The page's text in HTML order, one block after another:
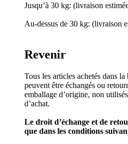
Jusqu’à 30 kg: (livraison
Au-dessus de 30 kg: (livraison
Revenir
Tous les articles achetés dans
peuvent être échangés ou
emballage d’origine, non
d’achat.
Le droit d’échange et de
que dans les conditions